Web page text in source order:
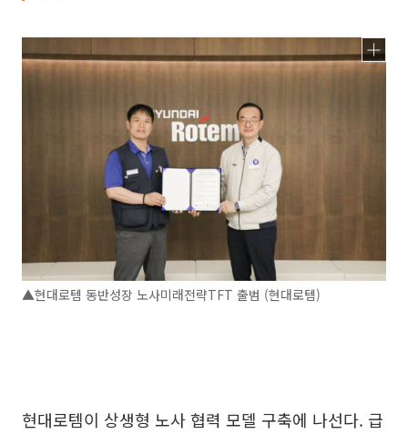
▲현대로템 동반성장 노사미래전략TFT 출범 (현대로템)
현대로템이 상생형 노사 협력 모델 구축에 나선다. 급